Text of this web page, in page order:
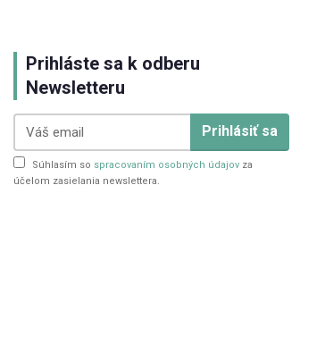
Prihláste sa k odberu
Newsletteru
Prihlásiť sa
Súhlasím so spracovaním osobných údajov za
účelom zasielania newslettera.